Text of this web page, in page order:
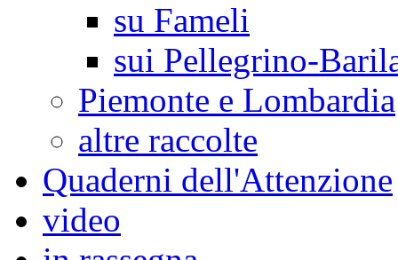
su Fameli
sui Pellegrino-
Piemonte e Lombardia
altre raccolte
Quaderni dell'Attenzione
video